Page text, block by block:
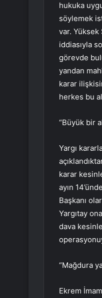
hukuka
söylemek
var. Yüksek
iddiasıyla
görevde
yandan
karar
herkes bu
“Büyük bir
Yargı
karar
ayın
Başkanı
Yargıtay
dava
“Mağdura
Ekrem